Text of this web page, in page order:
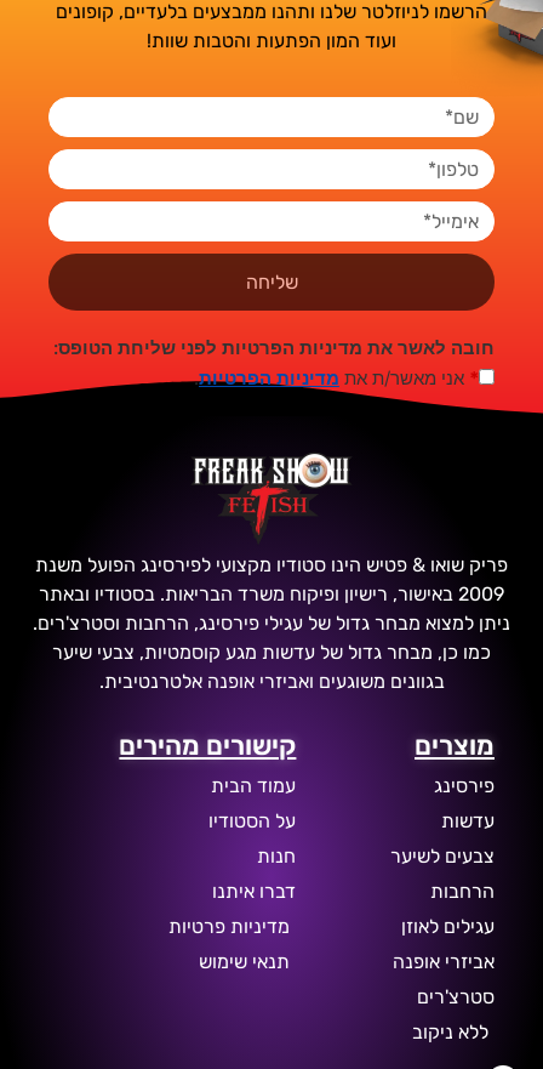
הרשמו לניוזלטר שלנו ותהנו ממבצעים בלעדיים, קופונים
ועוד המון הפתעות והטבות שוות!
שליחה
חובה לאשר את מדיניות הפרטיות לפני שליחת הטופס:
* אני מאשר/ת את מדיניות הפרטיות.
פריק שואו & פטיש הינו סטודיו מקצועי לפירסינג הפועל משנת
2009 באישור, רישיון ופיקוח משרד הבריאות. בסטודיו ובאתר
ניתן למצוא מבחר גדול של עגילי פירסינג, הרחבות וסטרצ'רים.
כמו כן, מבחר גדול של עדשות מגע קוסמטיות, צבעי שיער
בגוונים משוגעים ואביזרי אופנה אלטרנטיבית.
מוצרים
פירסינג
עדשות
צבעים לשיער
הרחבות
עגילים לאוזן
אביזרי אופנה
סטרצ'רים
ללא ניקוב
קישורים מהירים
עמוד הבית
על הסטודיו
חנות
דברו איתנו
מדיניות פרטיות
תנאי שימוש